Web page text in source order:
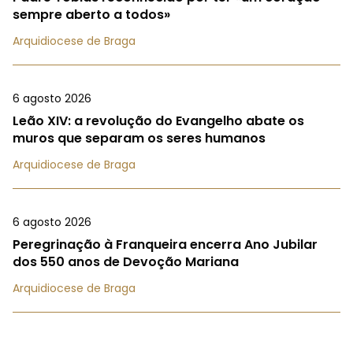
sempre aberto a todos»
Arquidiocese de Braga
6 agosto 2026
Leão XIV: a revolução do Evangelho abate os
muros que separam os seres humanos
Arquidiocese de Braga
6 agosto 2026
Peregrinação à Franqueira encerra Ano Jubilar
dos 550 anos de Devoção Mariana
Arquidiocese de Braga